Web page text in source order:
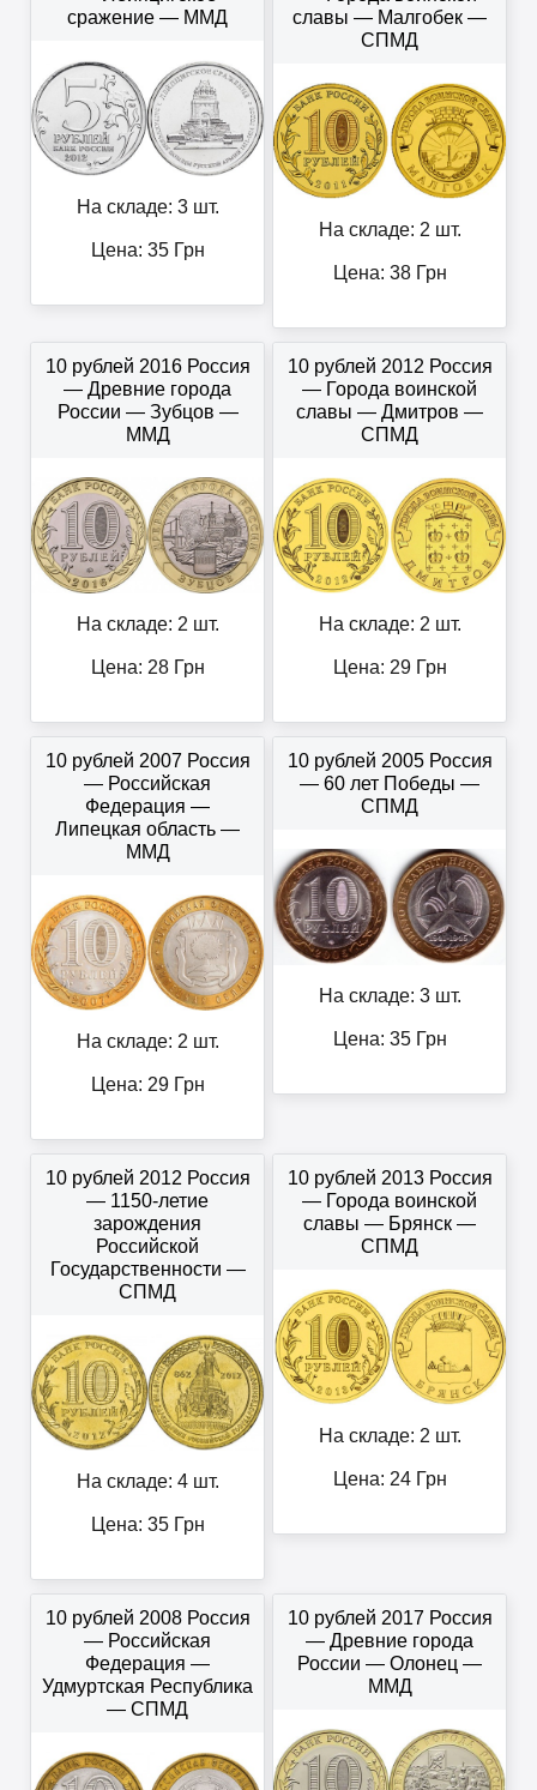
сражение — ММД
На складе: 3 шт.
Цена: 35Грн
славы — Малгобек —
СПМД
На складе: 2 шт.
Цена: 38Грн
10 рублей 2016 Россия
— Древние города
России — Зубцов —
ММД
На складе: 2 шт.
Цена: 28Грн
10 рублей 2012 Россия
— Города воинской
славы — Дмитров —
СПМД
На складе: 2 шт.
Цена: 29Грн
10 рублей 2007 Россия
— Российская
Федерация —
Липецкая область —
ММД
На складе: 2 шт.
Цена: 29Грн
10 рублей 2005 Россия
— 60 лет Победы —
СПМД
На складе: 3 шт.
Цена: 35Грн
10 рублей 2012 Россия
— 1150-летие
зарождения
Российской
Государственности —
СПМД
На складе: 4 шт.
Цена: 35Грн
10 рублей 2013 Россия
— Города воинской
славы — Брянск —
СПМД
На складе: 2 шт.
Цена: 24Грн
10 рублей 2008 Россия
— Российская
Федерация —
Удмуртская Республика
— СПМД
10 рублей 2017 Россия
— Древние города
России — Олонец —
ММД